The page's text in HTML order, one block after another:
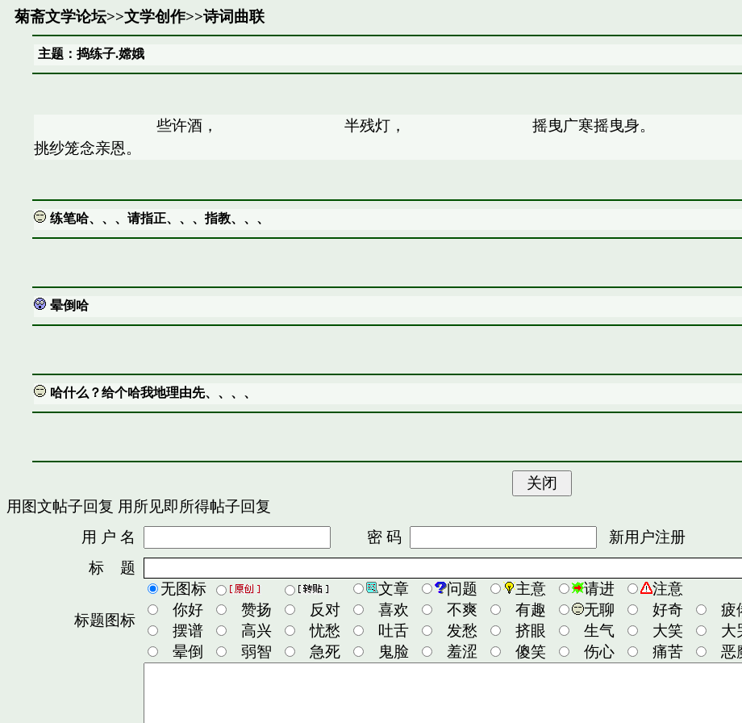
菊斋文学论坛>>文学创作>>诗词曲联
主题：捣练子.嫦娥
些许酒， 半残灯， 摇曳广寒摇曳身。 夜
挑纱笼念亲恩。
练笔哈、、、请指正、、、指教、、、
晕倒哈
哈什么？给个哈我地理由先、、、、
用图文帖子回复 用所见即所得帖子回复
用 户 名
密 码
新用户注册
标 题
标题图标
无图标 文章 问题 主意 请进
注意
你好
赞扬 反对 喜欢 不爽 有趣 无聊 好奇
疲
摆谱
高兴 忧愁 吐舌 发愁 挤眼 生气 大笑
大
晕倒
弱智 急死 鬼脸 羞涩 傻笑 伤心 痛苦 恶